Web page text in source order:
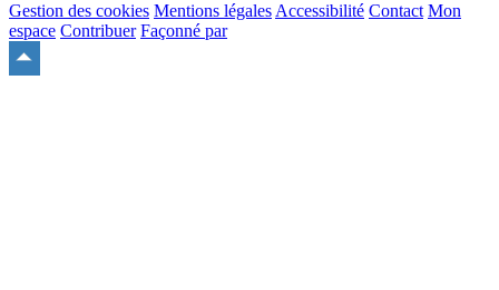
Gestion des cookies Mentions légales Accessibilité Contact Mon
espace Contribuer Façonné par